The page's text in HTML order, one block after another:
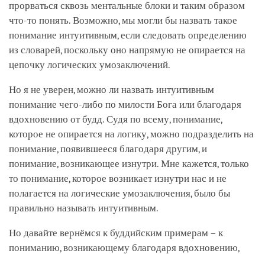
прорваться сквозь ментальные блоки и таким образом
что-то понять. Возможно, мы могли бы назвать такое
понимание интуитивным, если следовать определению
из словарей, поскольку оно напрямую не опирается на
цепочку логических умозаключений.
Но я не уверен, можно ли назвать интуитивным
понимание чего-либо по милости Бога или благодаря
вдохновению от будд. Судя по всему, понимание,
которое не опирается на логику, можно подразделить на
понимание, появившееся благодаря другим, и
понимание, возникающее изнутри. Мне кажется, только
то понимание, которое возникает изнутри нас и не
полагается на логические умозаключения, было бы
правильно называть интуитивным.
Но давайте вернёмся к буддийским примерам – к
пониманию, возникающему благодаря вдохновению,